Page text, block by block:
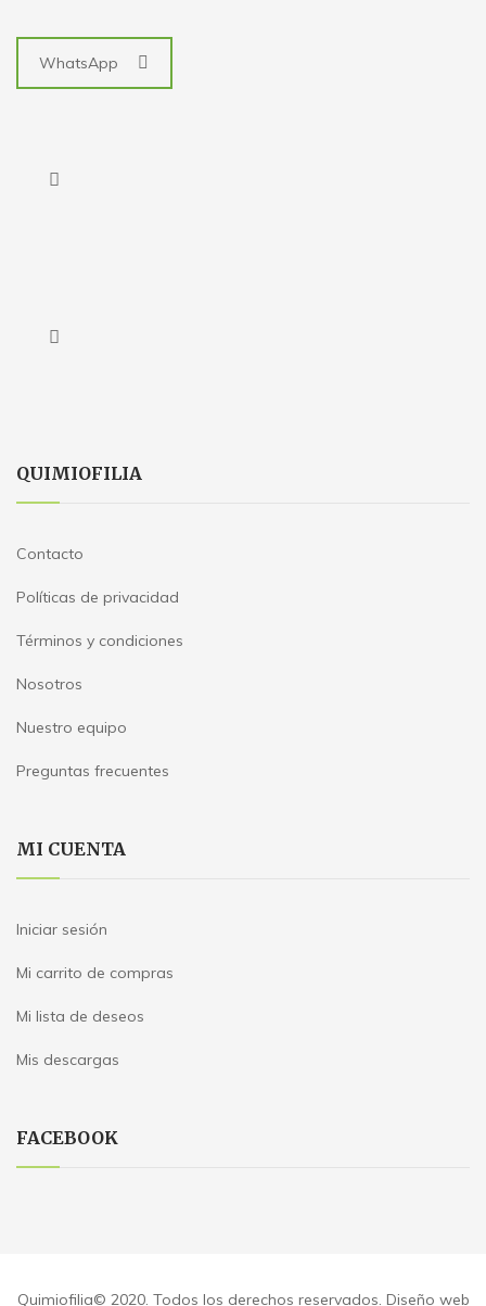
WhatsApp
QUIMIOFILIA
Contacto
Políticas de privacidad
Términos y condiciones
Nosotros
Nuestro equipo
Preguntas frecuentes
MI CUENTA
Iniciar sesión
Mi carrito de compras
Mi lista de deseos
Mis descargas
FACEBOOK
Quimiofilia© 2020. Todos los derechos reservados. Diseño web